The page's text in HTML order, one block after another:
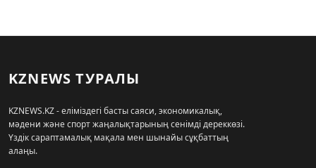
KZNEWS ТУРАЛЫ
KZNEWS.KZ - еліміздегі басты саяси, экономикалық,
мәдени және спорт жаңалықтарының сенімді дереккөзі.
Үздік сараптамалық мақала мен шынайы сұқбаттың
алаңы.